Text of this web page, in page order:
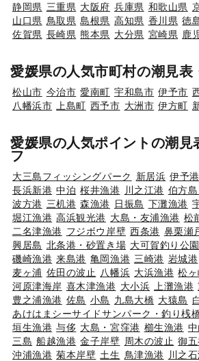
静岡県 三重県 大阪府 兵庫県 和歌山県
山口県 鳥取県 島根県 高知県 香川県 徳
佐賀県 長崎県 熊本県 大分県 宮崎県 鹿
愛媛県の人気市町村の潮見表
松山市 今治市 愛南町 宇和島市 伊予市
八幡浜市
上島町 西予市 大洲市 伊方町
愛媛県の人気ポイントの潮見
フ
大三島フィッシングパーク 新居浜 伊予港
長浜新港 中泊 桜井漁港 川之江港 伯方
波方港 三机港 森漁港 日振島 下灘漁港
堀江漁港 高浜観光港 大島・友浦漁港 松
二名津漁港 フジボウ岸壁 西条港 鼻栗瀬
興居島 北条港・砂置き場 大可賀釣り公園
磯崎漁港 来島港 亀岡漁港 三崎港 岩城港
麦ヶ浦 佐田の波止 八幡浜 大浜漁港 松
河原津海岸 喜木津漁港 大小浜 上灘漁港
豊之浦漁港 佐島 小島 九島大橋 大猿島
あけはまシーサイドサンパーク・釣り桟
垣生漁港 与侈 大島・宮窪港 櫛生漁港
三島 船越漁港 金子岸壁 周木の波止 御
沖浦漁港 菊本岸壁 土生 鳥津漁港 川之